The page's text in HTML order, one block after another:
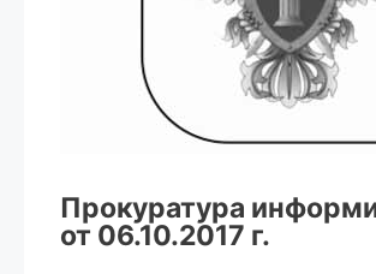
Прокуратура
от 06.10.2017 г.